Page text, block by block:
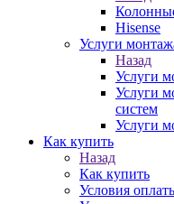
Hisense
Услуги
Назад
Услуги
Услуги
систем
Услуги
Как купить
Назад
Как купить
Условия